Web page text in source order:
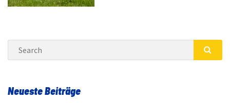
Search
Neueste Beiträge